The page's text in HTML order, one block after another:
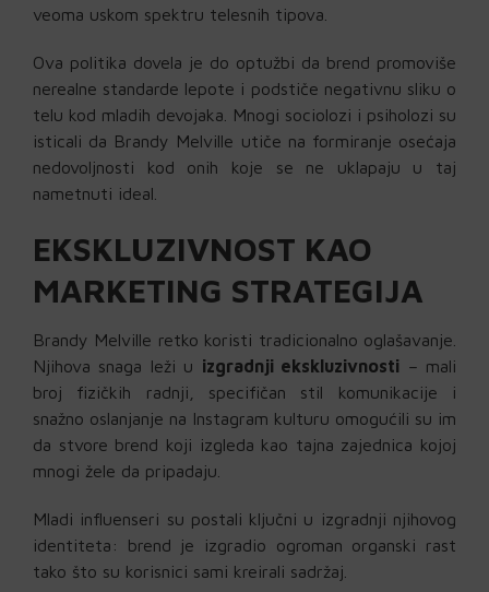
veoma uskom spektru telesnih tipova.
Ova politika dovela je do optužbi da brend promoviše
nerealne standarde lepote i podstiče negativnu sliku o
telu kod mladih devojaka. Mnogi sociolozi i psiholozi su
isticali da Brandy Melville utiče na formiranje osećaja
nedovoljnosti kod onih koje se ne uklapaju u taj
nametnuti ideal.
EKSKLUZIVNOST KAO
MARKETING STRATEGIJA
Brandy Melville retko koristi tradicionalno oglašavanje.
Njihova snaga leži u izgradnji ekskluzivnosti – mali
broj fizičkih radnji, specifičan stil komunikacije i
snažno oslanjanje na Instagram kulturu omogućili su im
da stvore brend koji izgleda kao tajna zajednica kojoj
mnogi žele da pripadaju.
Mladi influenseri su postali ključni u izgradnji njihovog
identiteta: brend je izgradio ogroman organski rast
tako što su korisnici sami kreirali sadržaj.